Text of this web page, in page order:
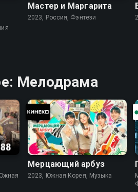
Мастер и Маргарита
2023, Россия, Фэнтези
Мелодрама
Мерцающий арбуз
2023, Южная Корея, Музыка